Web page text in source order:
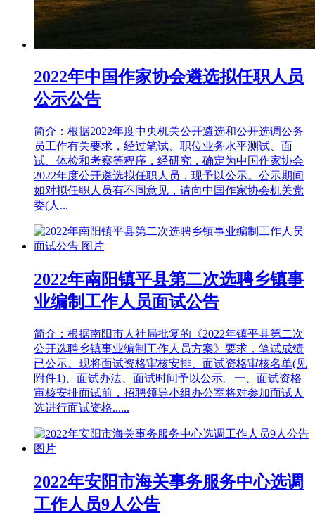
2022年中国作家协会遴选拟任职人员
公示公告
简介：根据2022年度中央机关公开遴选和公开选调公务
员工作有关要求，经过笔试、职位业务水平测试、面
试、体检和考察等程序，经研究，确定为中国作家协会
2022年度公开遴选拟任职人员，现予以公示。公示期间
如对拟任职人员有不同意见，请向中国作家协会机关党
委(人...
2022年南阳镇平县第二次选聘乡镇事
业编制工作人员面试公告
简介：根据南阳市人社局批复的《2022年镇平县第二次
公开选聘乡镇事业编制工作人员方案》要求，笔试成绩
已公示。现将面试资格审核安排、面试资格审核名单(见
附件1)、面试办法、面试时间予以公示。一、面试资格
审核安排面试前，招聘领导小组办公室将对参加面试人
选进行面试资格......
2022年安阳市海关事务服务中心选调
工作人员9人公告